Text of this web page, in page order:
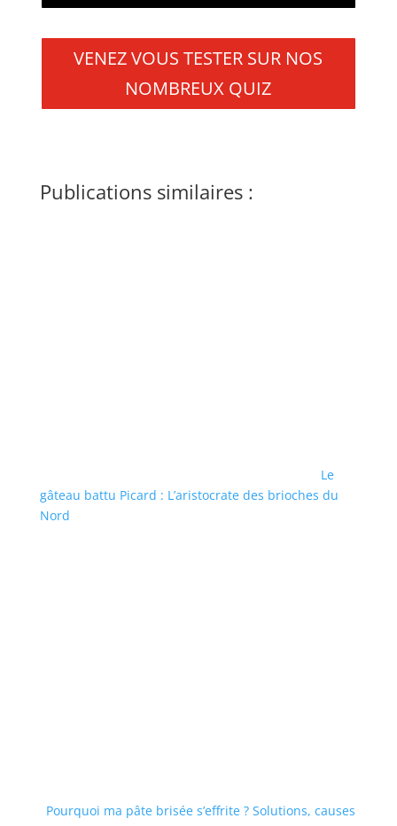
VENEZ VOUS TESTER SUR NOS
NOMBREUX QUIZ
Publications similaires :
Le
gâteau battu Picard : L’aristocrate des brioches du
Nord
Pourquoi ma pâte brisée s’effrite ? Solutions, causes